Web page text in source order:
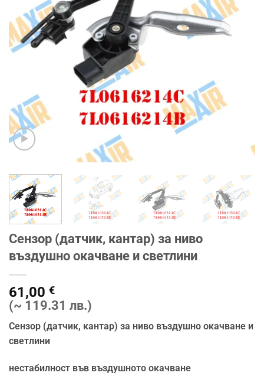
Сензор (датчик, кантар) за ниво
въздушно окачване и светлини
61,00 €
(~ 119.31 лв.)
Сензор (датчик, кантар) за ниво въздушно окачване и
светлини
нестабилност във въздушното окачване